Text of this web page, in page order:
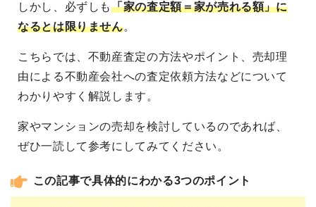
しかし、必ずしも「家の査定額＝家が売れる額」に
なるとは限りません。
こちらでは、不動産査定の方法やポイント、売却理
由による不動産会社への査定依頼方法などについて
わかりやすく解説します。
家やマンションの売却を検討しているのであれば、
ぜひ一読して参考にしてみてください。
この記事で具体的にわかる3つのポイント